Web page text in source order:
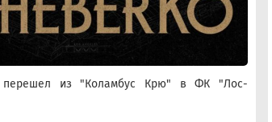
перешел из "Коламбус Крю" в ФК "Лос-